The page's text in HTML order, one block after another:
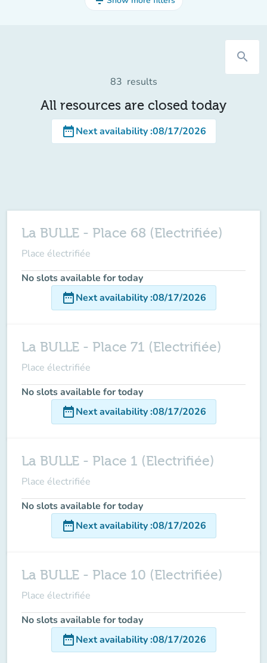
search
83 results
All resources are closed today
date_rangeNext availability:08/17/2026
La BULLE - Place 68 (Electrifiée)
Place électrifiée
No slots available for today
date_rangeNext availability:08/17/2026
La BULLE - Place 71 (Electrifiée)
Place électrifiée
No slots available for today
date_rangeNext availability:08/17/2026
La BULLE - Place 1 (Electrifiée)
Place électrifiée
No slots available for today
date_rangeNext availability:08/17/2026
La BULLE - Place 10 (Electrifiée)
Place électrifiée
No slots available for today
date_rangeNext availability:08/17/2026